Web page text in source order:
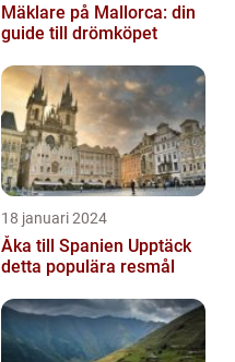
Mäklare på Mallorca: din
guide till drömköpet
18 januari 2024
Åka till Spanien Upptäck
detta populära resmål